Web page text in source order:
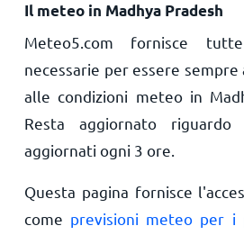
Il meteo in Madhya Pradesh
Meteo5.com fornisce
necessarie per essere
alle condizioni meteo in
Resta aggiornato
aggiornati ogni 3 ore.
Questa pagina fornisce
come previsioni meteo per i